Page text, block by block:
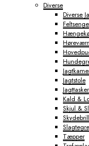
Diverse
Diverse
Feltsenge
Høreværn
Jagtstole
Jagttasker
Kald &
Skjul &
Tæpper